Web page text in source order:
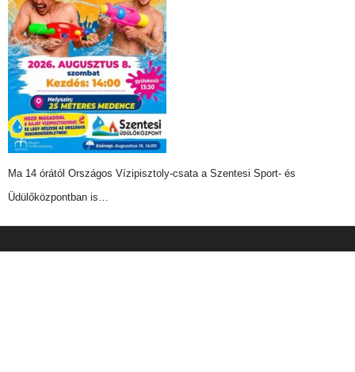
Ma 14 órától Országos Vízipisztoly-csata a Szentesi Sport- és
Üdülőközpontban is…